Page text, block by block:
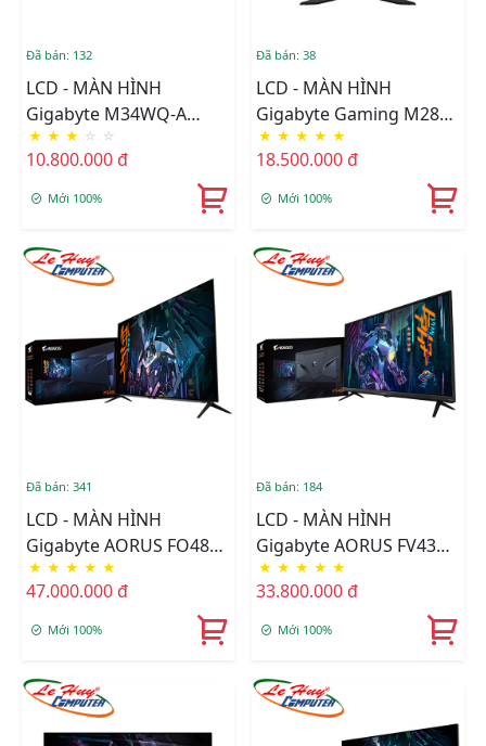
Đã bán: 132
LCD - MÀN HÌNH
Gigabyte M34WQ-A
34inch WQHD 144Hz
1ms IPS Loa
★ ★ ★ ☆ ☆
10.800.000 đ
Mới 100%
Đã bán: 38
LCD - MÀN HÌNH
Gigabyte Gaming M28U
28" UHD 144Hz
★ ★ ★ ★ ★
18.500.000 đ
Mới 100%
Đã bán: 341
LCD - MÀN HÌNH
Gigabyte AORUS FO48U
Gaming 48 Inch UHD
OLED 120Hz Loa (15Wx2
+ 20Wx1)
★ ★ ★ ★ ★
47.000.000 đ
Mới 100%
Đã bán: 184
LCD - MÀN HÌNH
Gigabyte AORUS FV43U
43inch 144Hz UHD VA
Loa (12W X2)
★ ★ ★ ★ ★
33.800.000 đ
Mới 100%